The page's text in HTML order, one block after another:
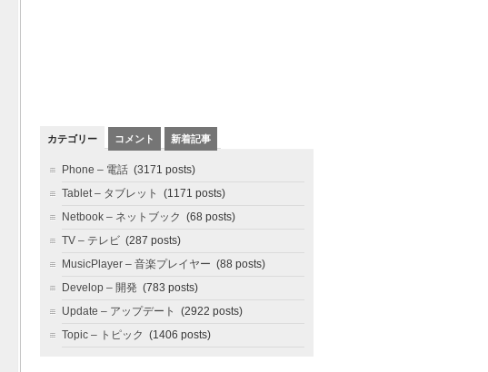
カテゴリー コメント 新着記事
Phone – 電話 (3171 posts)
Tablet – タブレット
(1171 posts)
Netbook – ネットブック (68 posts)
TV – テレビ (287 posts)
MusicPlayer – 音楽プレイヤー (88 posts)
Develop – 開発 (783 posts)
Update – アップデート
(2922 posts)
Topic – トピック (1406 posts)